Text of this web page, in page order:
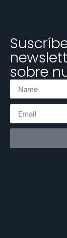
sobre